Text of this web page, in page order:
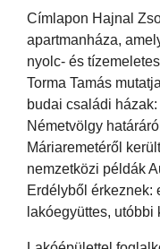
Címlapon Hajnal
apartmanháza,
nyolc- és
Torma Tamás
budai családi
Németvölgy
Máriaremetéről
nemzetközi példák
Erdélyből érkeznek:
lakóegyüttes,